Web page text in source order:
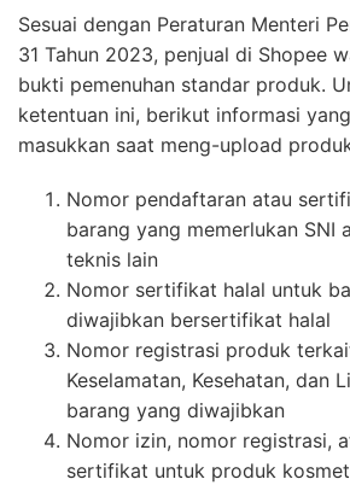
Sesuai dengan Peraturan Menteri
31 Tahun 2023, penjual di Shopee
bukti pemenuhan standar produk.
ketentuan ini, berikut informasi
masukkan saat meng-upload
Nomor pendaftaran atau
barang yang memerlukan SNI
teknis lain
Nomor sertifikat halal untuk
diwajibkan bersertifikat halal
Nomor registrasi produk
Keselamatan, Kesehatan, dan
barang yang diwajibkan
Nomor izin, nomor registrasi,
sertifikat untuk produk